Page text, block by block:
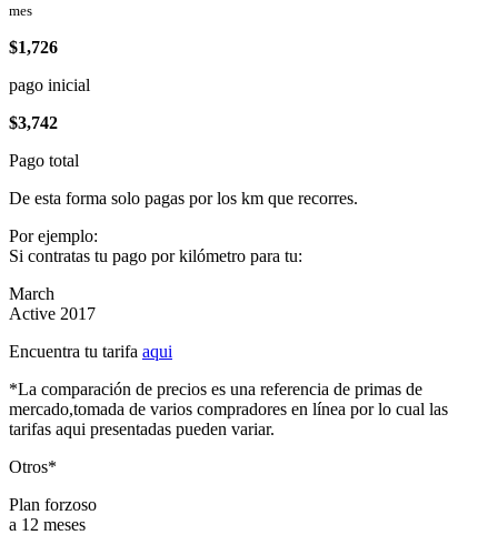
mes
$1,726
pago inicial
$3,742
Pago total
De esta forma solo pagas por los km que recorres.
Por ejemplo:
Si contratas tu pago por kilómetro para tu:
March
Active 2017
Encuentra tu tarifa aqui
*La comparación de precios es una referencia de primas de
mercado,tomada de varios compradores en línea por lo cual las
tarifas aqui presentadas pueden variar.
Otros*
Plan forzoso
a 12 meses